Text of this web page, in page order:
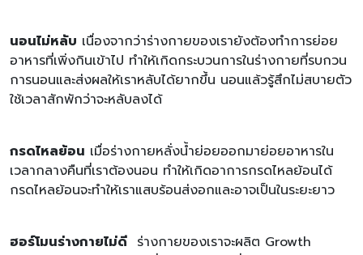
นอนไม่หลับ เนื่องจากว่าร่างกายของเรายังต้องทำการย่อย
อาหารที่เพิ่งกินเข้าไป ทำให้เกิดกระบวนการในร่างกายที่รบกวน
การนอนและส่งผลให้เราหลับได้ยากขึ้น นอนแล้วรู้สึกไม่สบายตัว
ใช้เวลาสักพักว่าจะหลับลงได้
กรดไหลย้อน เมื่อร่างกายหลั่งน้ำย่อยออกมาย่อยอาหารใน
เวลากลางคืนที่เราต้องนอน ทำให้เกิดอาการกรดไหลย้อนได้
กรดไหลย้อนจะทำให้เราแสบร้อนส่งอกและอาจเป็นในระยะยาว
ฮอร์โมนร่างกายไม่ดี ร่างกายของเราจะผลิต Growth